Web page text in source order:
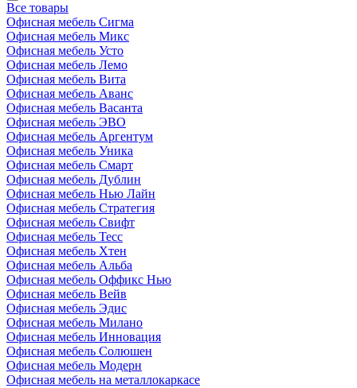
Все товары
Офисная мебель Сигма
Офисная мебель Микс
Офисная мебель Усто
Офисная мебель Лемо
Офисная мебель Вита
Офисная мебель Аванс
Офисная мебель Васанта
Офисная мебель ЭВО
Офисная мебель Аргентум
Офисная мебель Уника
Офисная мебель Смарт
Офисная мебель Дублин
Офисная мебель Нью Лайн
Офисная мебель Стратегия
Офисная мебель Свифт
Офисная мебель Тесс
Офисная мебель Хтен
Офисная мебель Альба
Офисная мебель Оффикс Нью
Офисная мебель Вейв
Офисная мебель Эдис
Офисная мебель Милано
Офисная мебель Инновация
Офисная мебель Солюшен
Офисная мебель Модерн
Офисная мебель на металлокаркасе